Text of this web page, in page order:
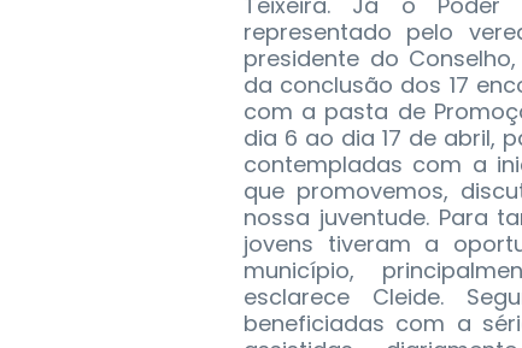
representado pelo
presidente do
da conclusão dos 17
com a pasta de
dia 6 ao dia 17 de abril,
contempladas com a
que promovemos,
nossa juventude. Para
jovens tiveram a
município,
esclarece Cleide.
beneficiadas com a